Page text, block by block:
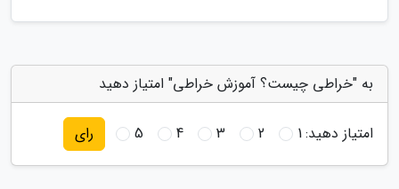
به "خراطی چیست؟ آموزش خراطی" امتیاز دهید
امتیاز دهید:1
2
3
4
5 رای